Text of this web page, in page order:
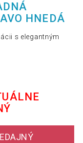
HNEDÁ
s elegantným